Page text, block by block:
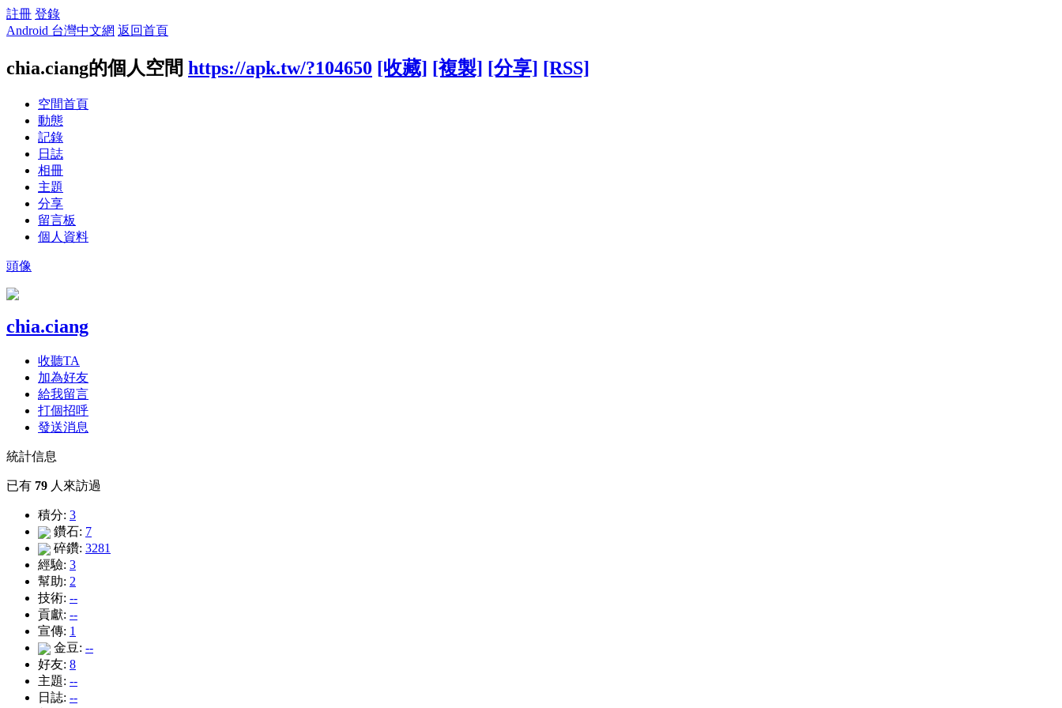
註冊 登錄
Android 台灣中文網 返回首頁
chia.ciang的個人空間 https://apk.tw/?104650 [收藏] [複製] [分享] [RSS]
空間首頁
動態
記錄
日誌
相冊
主題
分享
留言板
個人資料
頭像
chia.ciang
收聽TA
加為好友
給我留言
打個招呼
發送消息
統計信息
已有 79 人來訪過
積分: 3
鑽石: 7
碎鑽: 3281
經驗: 3
幫助: 2
技術: --
貢獻: --
宣傳: 1
金豆: --
好友: 8
主題: --
日誌: --